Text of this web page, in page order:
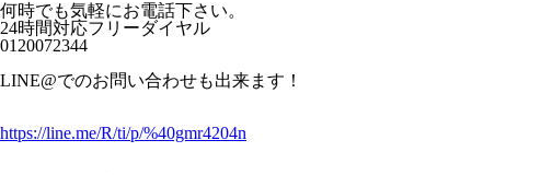
何時でも気軽にお電話下さい。
24時間対応フリーダイヤル
0120072344
LINE@でのお問い合わせも出来ます！
https://line.me/R/ti/p/%40gmr4204n